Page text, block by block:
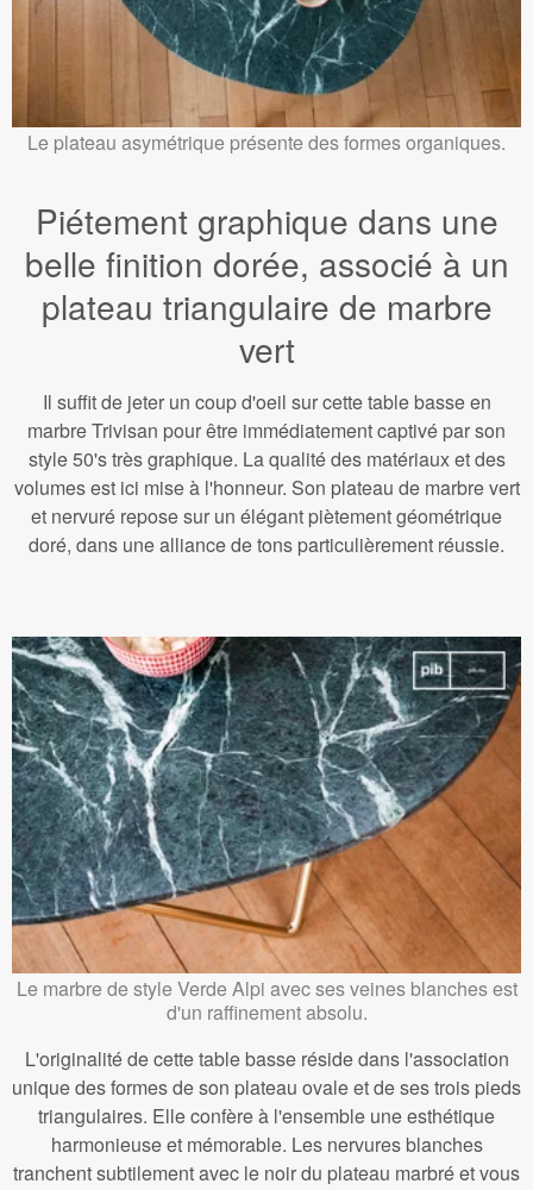
Le plateau asymétrique présente des formes organiques.
Piétement graphique dans une
belle finition dorée, associé à un
plateau triangulaire de marbre
vert
Il suffit de jeter un coup d'oeil sur cette table basse en
marbre Trivisan pour être immédiatement captivé par son
style 50's très graphique. La qualité des matériaux et des
volumes est ici mise à l'honneur. Son plateau de marbre vert
et nervuré repose sur un élégant piètement géométrique
doré, dans une alliance de tons particulièrement réussie.
Le marbre de style Verde Alpi avec ses veines blanches est
d'un raffinement absolu.
L'originalité de cette table basse réside dans l'association
unique des formes de son plateau ovale et de ses trois pieds
triangulaires. Elle confère à l'ensemble une esthétique
harmonieuse et mémorable. Les nervures blanches
tranchent subtilement avec le noir du plateau marbré et vous